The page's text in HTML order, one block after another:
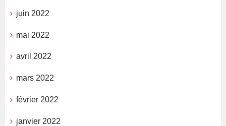
juin 2022
mai 2022
avril 2022
mars 2022
février 2022
janvier 2022